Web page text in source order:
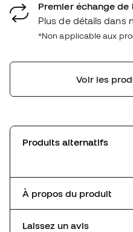
Premier échange
Plus de détails dans
*Non applicable aux
Voir les
Produits alternatifs
À propos du produit
Laissez un avis